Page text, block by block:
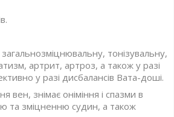
тонізувальну,
артрит, артроз, а також у разі
у разі дисбалансів Вата-доші.
знімає оніміння і спазми в
та зміцненню судин, а також